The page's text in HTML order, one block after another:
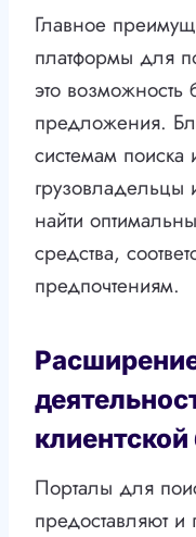
Главное
платформы для
это
предложения.
системам поиска
грузовладельцы
найти
средства,
предпочтениям.
Порталы для
предоставляют